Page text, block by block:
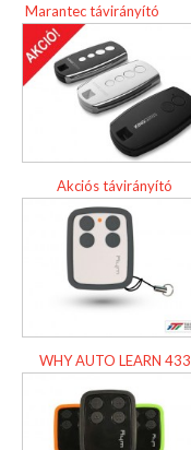
Marantec távirányító
Akciós távirányító
WHY AUTO LEARN 433